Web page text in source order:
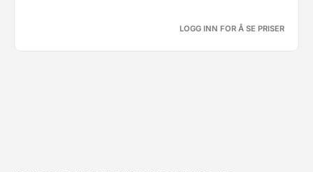
LOGG INN FOR Å SE PRISER